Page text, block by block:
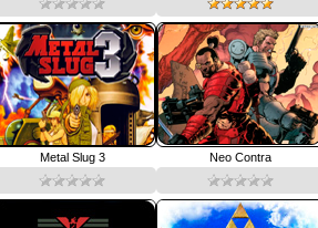
Metal Slug 3 Neo Contra